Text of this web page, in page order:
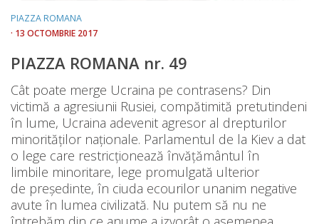
PIAZZA ROMANA
· 13 OCTOMBRIE 2017
PIAZZA ROMANA nr. 49
Cât poate merge Ucraina pe contrasens? Din
victimă a agresiunii Rusiei, compătimită pretutindeni
în lume, Ucraina adevenit agresor al drepturilor
minorităților naționale. Parlamentul de la Kiev a dat
o lege care restricționează învățământul în
limbile minoritare, lege promulgată ulterior
de președinte, în ciuda ecourilor unanim negative
avute în lumea civilizată. Nu putem să nu ne